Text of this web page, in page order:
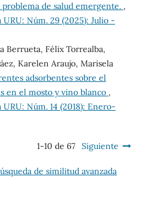
problema de salud emergente. ,
Núm. 29 (2025): Julio -
Berrueta, Félix Torrealba,
Karelen Araujo, Marisela
adsorbentes sobre el
en el mosto y vino blanco ,
Núm. 14 (2018): Enero-
1-10 de 67 Siguiente
de similitud avanzada